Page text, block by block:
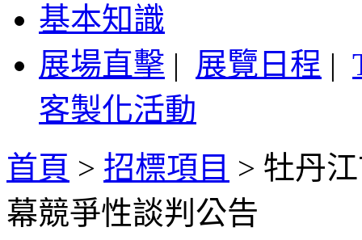
基本知識
展場直擊 | 展覽日程 |
客製化活動
首頁 > 招標項目 > 牡丹
幕競爭性談判公告